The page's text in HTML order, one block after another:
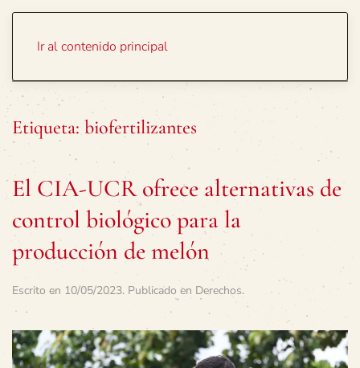
Ir al contenido principal
Etiqueta: biofertilizantes
El CIA-UCR ofrece alternativas de
control biológico para la
producción de melón
Escrito en 10/05/2023. Publicado en Derechos.